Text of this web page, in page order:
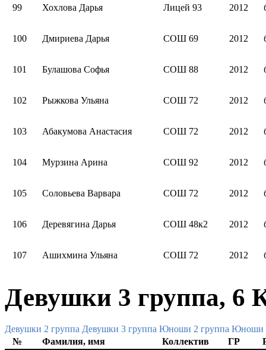
99 Хохлова Дарья Лицей 93 2012
100 Дмириева Дарья СОШ 69 2012
101 Булашова Софья СОШ 88 2012
102 Рыжкова Ульяна СОШ 72 2012
103 Абакумова Анастасия СОШ 72 2012
104 Мурзина Арина СОШ 92 2012
105 Соловьева Варвара СОШ 72 2012
106 Деревягина Дарья СОШ 48к2 2012
107 Ашихмина Ульяна СОШ 72 2012
Девушки 3 группа, 6
Девушки 2 группа Девушки 3 группа Юноши 2 группа Юноши
№
Фамилия, имя Коллектив ГР